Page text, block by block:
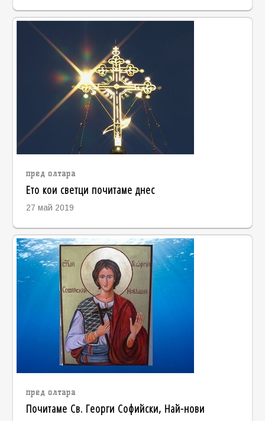
пред олтара
Ето кои светци почитаме днес
27 май 2019
пред олтара
Почитаме Св. Георги Софийски, Най-нови